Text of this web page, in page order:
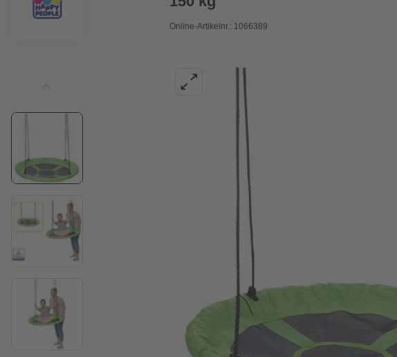
Online-Artikelnr.: 1066389